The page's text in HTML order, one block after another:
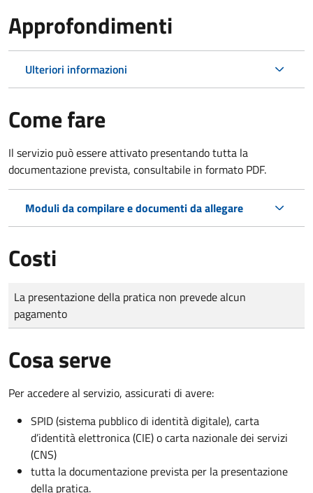
Approfondimenti
Ulteriori informazioni
Come fare
Il servizio può essere attivato presentando tutta la
documentazione prevista, consultabile in formato PDF.
Moduli da compilare e documenti da allegare
Costi
Tipo di pagamento
Importo
La presentazione della pratica non prevede alcun
pagamento
Cosa serve
Per accedere al servizio, assicurati di avere:
SPID (sistema pubblico di identità digitale), carta
d’identità elettronica (CIE) o carta nazionale dei servizi
(CNS)
tutta la documentazione prevista per la presentazione
della pratica.